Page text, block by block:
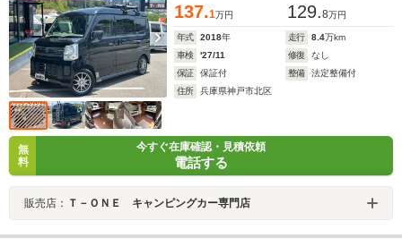
137.1万円 129.8万円
年式 2018年 走行 8.4万km
車検
'27/11 修復
なし
保証
保証付 整備
法定整備付
住所
兵庫県神戸市北区
無
料
今すぐ在庫確認・見積依頼
電話する
販売店： Ｔ－ＯＮＥ キャンピングカー専門店